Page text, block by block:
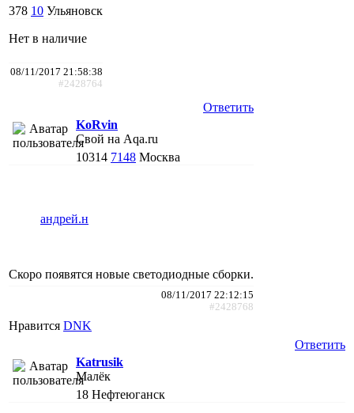
378 10 Ульяновск
Нет в наличие
08/11/2017 21:58:38
#2428764
Ответить
KoRvin
Свой на Aqa.ru
10314 7148 Москва
андрей.н
Скоро появятся новые светодиодные сборки.
08/11/2017 22:12:15
#2428768
Нравится DNK
Ответить
Katrusik
Малёк
18 Нефтеюганск